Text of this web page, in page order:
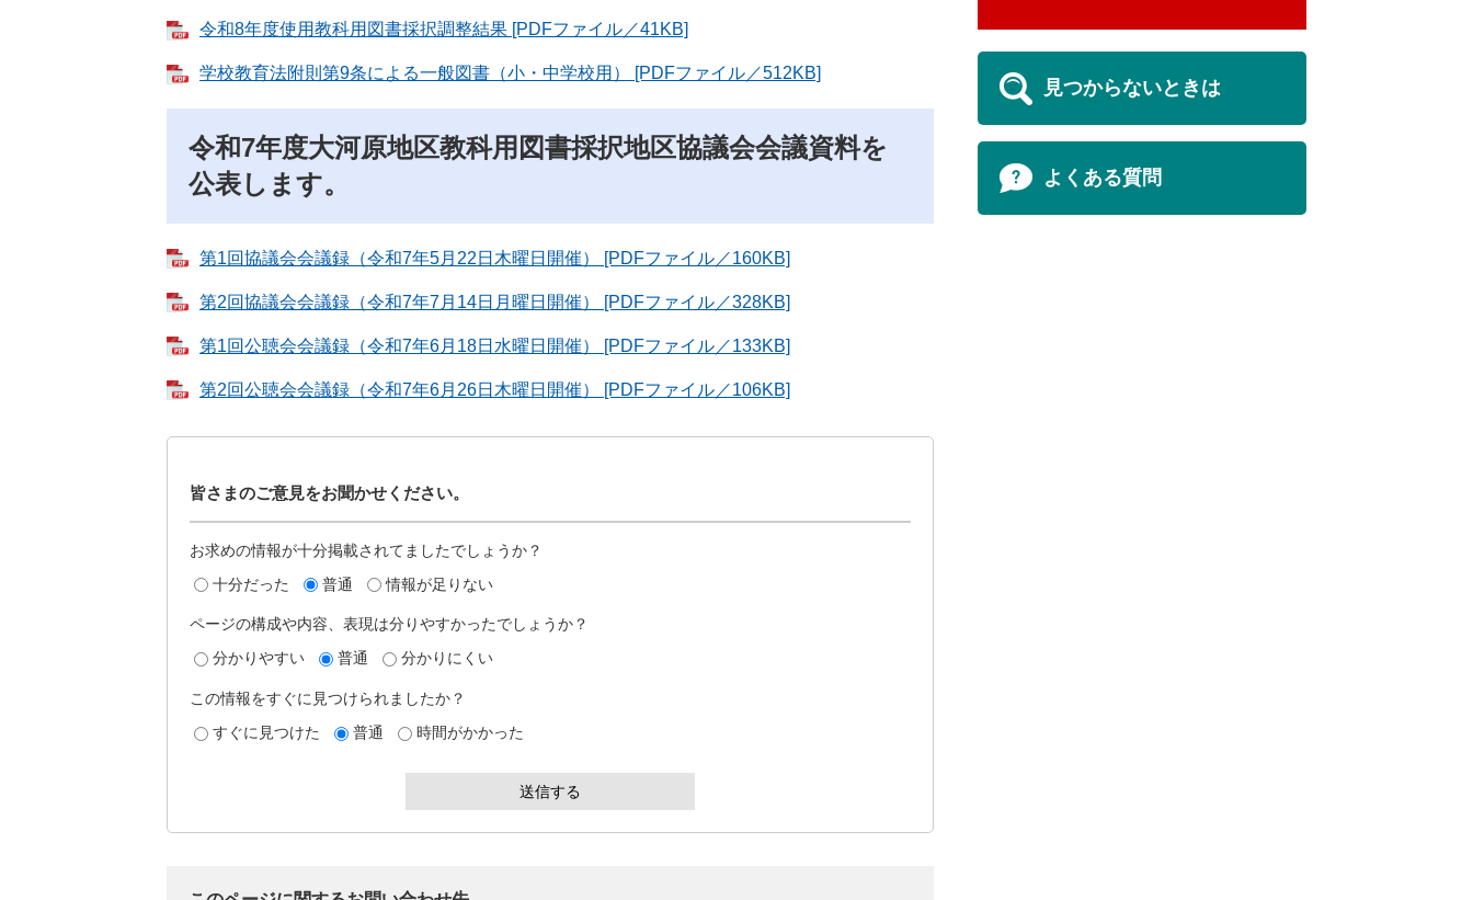
令和8年度使用教科用図書採択調整結果 [PDFファイル／41KB]
学校教育法附則第9条による一般図書（小・中学校用） [PDFファイル／512KB]
令和7年度大河原地区教科用図書採択地区協議会会議資料を
公表します。
第1回協議会会議録（令和7年5月22日木曜日開催） [PDFファイル／160KB]
第2回協議会会議録（令和7年7月14日月曜日開催） [PDFファイル／328KB]
第1回公聴会会議録（令和7年6月18日水曜日開催） [PDFファイル／133KB]
第2回公聴会会議録（令和7年6月26日木曜日開催） [PDFファイル／106KB]
皆さまのご意見をお聞かせください。
お求めの情報が十分掲載されてましたでしょうか？
十分だった
普通 情報が足りない
ページの構成や内容、表現は分りやすかったでしょうか？
分かりやすい
普通 分かりにくい
この情報をすぐに見つけられましたか？
すぐに見つけた
普通 時間がかかった
見つからないときは
よくある質問